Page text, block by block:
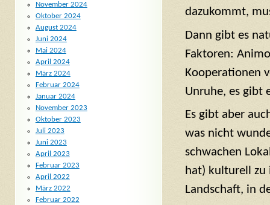
dazukommt,
Dann gibt es
Faktoren:
Kooperationen
Unruhe, es gibt
Es gibt aber
was nicht
schwachen
hat) kulturell zu
Landschaft, in
November 2024
Oktober 2024
August 2024
Juni 2024
Mai 2024
April 2024
März 2024
Februar 2024
Januar 2024
November 2023
Oktober 2023
Juli 2023
Juni 2023
April 2023
Februar 2023
April 2022
März 2022
Februar 2022